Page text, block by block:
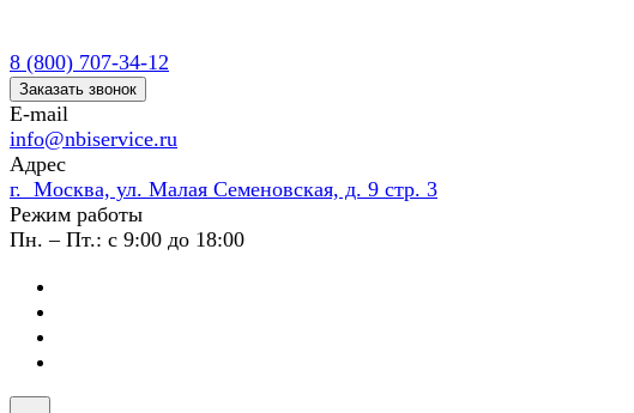
8 (800) 707-34-12
Заказать звонок
E-mail
info@nbiservice.ru
Адрес
г. Москва, ул. Малая Семеновская, д. 9 стр. 3
Режим работы
Пн. – Пт.: с 9:00 до 18:00